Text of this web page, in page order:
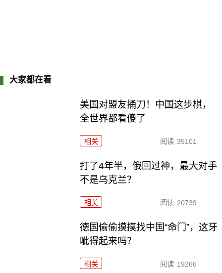
大家都在看
美国对盟友捅刀！中国这步棋，
全世界都看傻了
相关 阅读 35101
打了4年半，俄回过神，最大对手
不是乌克兰？
相关 阅读 20739
德国偷偷摸摸找中国“命门”，这牙
呲得起来吗？
相关 阅读 19266